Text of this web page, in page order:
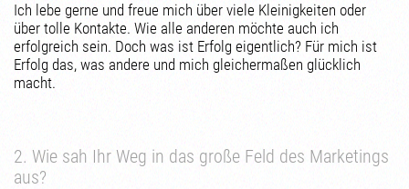
Ich lebe gerne und freue mich über viele Kleinigkeiten oder
über tolle Kontakte. Wie alle anderen möchte auch ich
erfolgreich sein. Doch was ist Erfolg eigentlich? Für mich ist
Erfolg das, was andere und mich gleichermaßen glücklich
macht.
2. Wie sah Ihr Weg in das große Feld des Marketings
aus?